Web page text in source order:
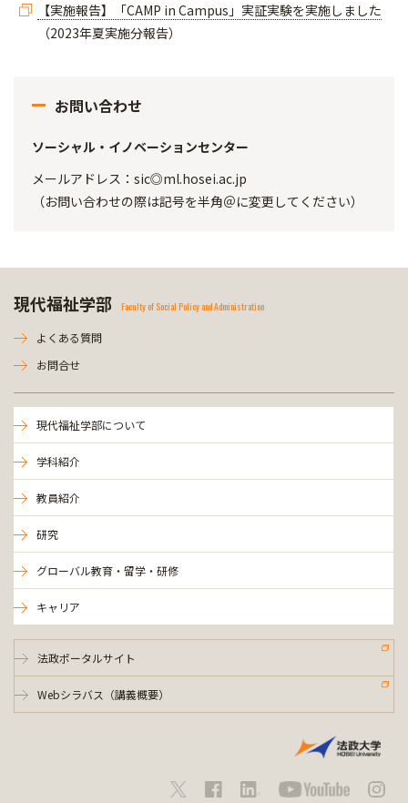
【実施報告】「CAMP in Campus」実証実験を実施しました
（2023年夏実施分報告）
お問い合わせ
ソーシャル・イノベーションセンター
メールアドレス：sic◎ml.hosei.ac.jp
（お問い合わせの際は記号を半角＠に変更してください）
現代福祉学部 Faculty of Social Policy and Administration
よくある質問
お問合せ
現代福祉学部について
学科紹介
教員紹介
研究
グローバル教育・留学・研修
キャリア
法政ポータルサイト
Webシラバス（講義概要）